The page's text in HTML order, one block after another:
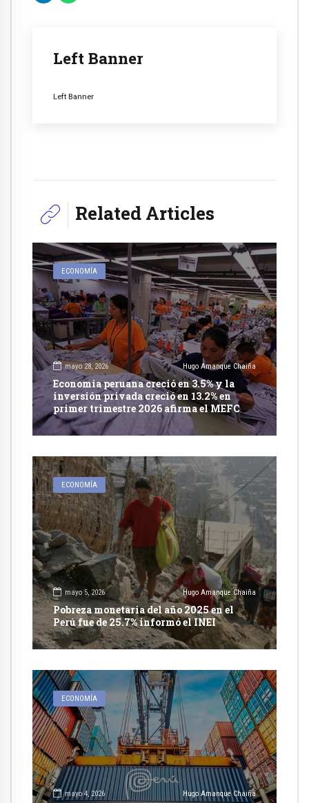
Left Banner
Left Banner
Related Articles
ECONOMÍA
mayo 28, 2026 Hugo Amanque Chaiña
Economia peruana creció en 3.5% y la
inversión privada creció en 13.2% en
primer trimestre 2026 afirma el MEFC
ECONOMÍA
mayo 5, 2026 Hugo Amanque Chaiña
Pobreza monetaria del año 2025 en el
Perú fue de 25.7% informó el INEI
ECONOMÍA
mayo 4, 2026 Hugo Amanque Chaiña